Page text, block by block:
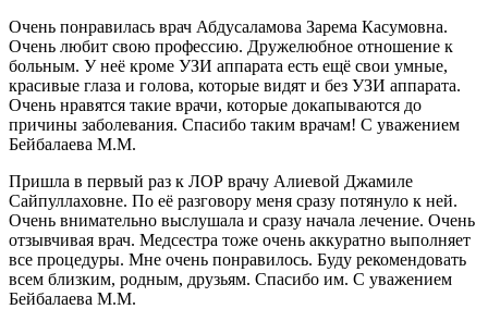
Очень понравилась врач Абдусаламова Зарема Касумовна.
Очень любит свою профессию. Дружелюбное отношение к
больным. У неё кроме УЗИ аппарата есть ещё свои умные,
красивые глаза и голова, которые видят и без УЗИ аппарата.
Очень нравятся такие врачи, которые докапываются до
причины заболевания. Спасибо таким врачам! С уважением
Бейбалаева М.М.
Пришла в первый раз к ЛОР врачу Алиевой Джамиле
Сайпуллаховне. По её разговору меня сразу потянуло к ней.
Очень внимательно выслушала и сразу начала лечение. Очень
отзывчивая врач. Медсестра тоже очень аккуратно выполняет
все процедуры. Мне очень понравилось. Буду рекомендовать
всем близким, родным, друзьям. Спасибо им. С уважением
Бейбалаева М.М.